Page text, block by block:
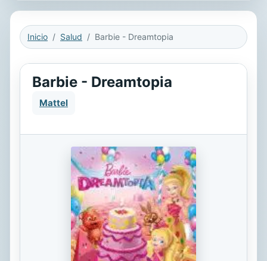
Inicio Salud Barbie - Dreamtopia
Barbie - Dreamtopia
Mattel